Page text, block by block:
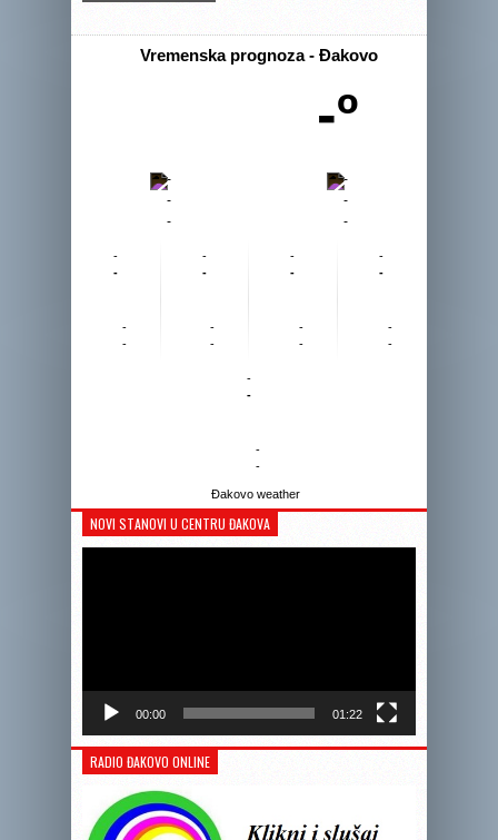
Vremenska prognoza - Đakovo
-º
-
-
-
-
-
-
-
-
-
-
-
-
-
-
-
-
-
-
-
-
-
-
-
-
-
-
Đakovo weather
NOVI STANOVI U CENTRU ĐAKOVA
00:00 01:22
RADIO ĐAKOVO ONLINE